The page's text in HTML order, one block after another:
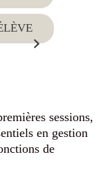
sessions,
en gestion
de